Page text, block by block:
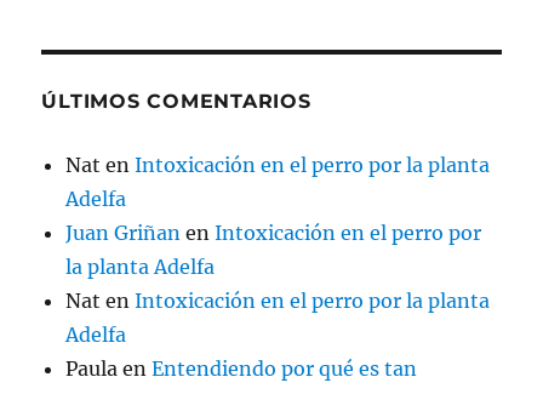
ÚLTIMOS COMENTARIOS
Nat enIntoxicación en el perro por la planta
Adelfa
Juan Griñan enIntoxicación en el perro por
la planta Adelfa
Nat enIntoxicación en el perro por la planta
Adelfa
Paula enEntendiendo por qué es tan